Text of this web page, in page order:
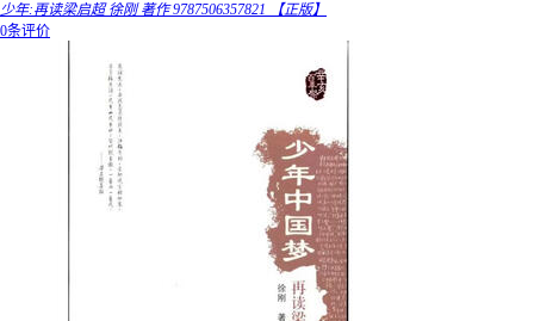
少年:再读梁启超 徐刚 著作 9787506357821 【正版】
0条评价